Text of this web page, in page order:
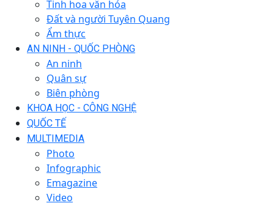
Tinh hoa văn hóa
Đất và người Tuyên Quang
Ẩm thực
AN NINH - QUỐC PHÒNG
An ninh
Quân sự
Biên phòng
KHOA HỌC - CÔNG NGHỆ
QUỐC TẾ
MULTIMEDIA
Photo
Infographic
Emagazine
Video